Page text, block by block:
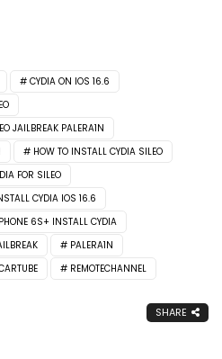
CYDIA ON IOS 16.6
JAILBREAK PALERA1N
HOW TO INSTALL CYDIA SILEO
FOR SILEO
CYDIA IOS 16.6
6S+ INSTALL CYDIA
PALERA1N
REMOTECHANNEL
SHARE